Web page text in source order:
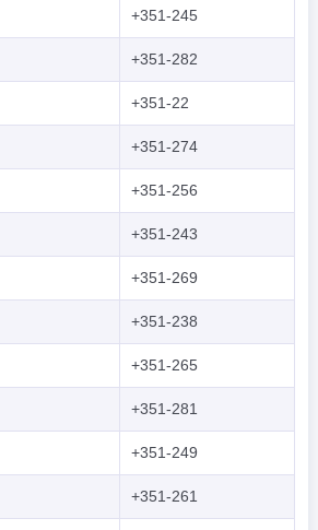
+351-245
+351-282
+351-22
+351-274
+351-256
+351-243
+351-269
+351-238
+351-265
+351-281
+351-249
+351-261